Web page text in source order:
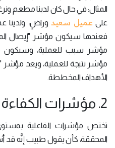
المثال: في حال كان لدينا
على عميل سعيدوراضٍ، ولدينا
فعندها سيكون مؤشر "إيصال
مؤشر سبب للعملية، وسيكون
مؤشر نتيجة للعملية، ويعد مؤشر
الأهداف المخططة.
2. مؤشرات الكفاءة والفاعلية:
تختص مؤشرات الفاعلية بمستوى
المحققة، كأن يقول طبيب إنَّه قد